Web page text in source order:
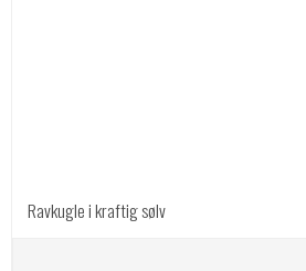
Ravkugle i kraftig sølv